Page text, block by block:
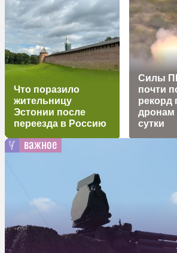
Что поразило
жительницу
Эстонии после
переезда в Россию
Cилы
почти
рекорд
дронам
сутки
важное